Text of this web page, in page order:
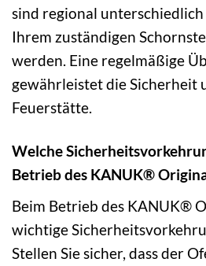
sind regional
Ihrem zuständigen
werden. Eine regelmäßige
gewährleistet die Sicherheit
Feuerstätte.
Welche
Betrieb des KANUK®
Beim Betrieb des KANUK®
wichtige
Stellen Sie sicher, dass der